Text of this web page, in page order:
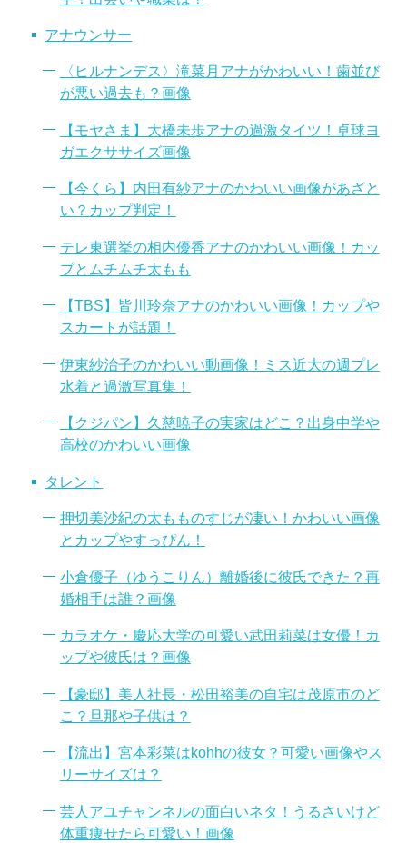
アナウンサー
〈ヒルナンデス〉滝菜月アナがかわいい！歯並び
が悪い過去も？画像
【モヤさま】大橋未歩アナの過激タイツ！卓球ヨ
ガエクササイズ画像
【今くら】内田有紗アナのかわいい画像があざと
い？カップ判定！
テレ東選挙の相内優香アナのかわいい画像！カッ
プとムチムチ太もも
【TBS】皆川玲奈アナのかわいい画像！カップや
スカートが話題！
伊東紗治子のかわいい動画像！ミス近大の週プレ
水着と過激写真集！
【クジパン】久慈暁子の実家はどこ？出身中学や
高校のかわいい画像
タレント
押切美沙紀の太もものすじが凄い！かわいい画像
とカップやすっぴん！
小倉優子（ゆうこりん）離婚後に彼氏できた？再
婚相手は誰？画像
カラオケ・慶応大学の可愛い武田莉菜は女優！カ
ップや彼氏は？画像
【豪邸】美人社長・松田裕美の自宅は茂原市のど
こ？旦那や子供は？
【流出】宮本彩菜はkohhの彼女？可愛い画像やス
リーサイズは？
芸人アユチャンネルの面白いネタ！うるさいけど
体重痩せたら可愛い！画像